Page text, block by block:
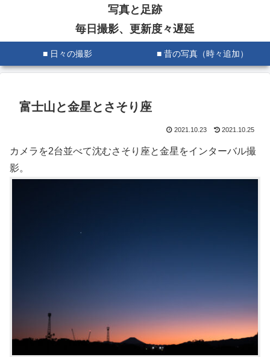
写真と足跡
毎日撮影、更新度々遅延
■ 日々の撮影 ■ 昔の写真（時々追加）
富士山と金星とさそり座
2021.10.23 2021.10.25
カメラを2台並べて沈むさそり座と金星をインターバル撮
影。